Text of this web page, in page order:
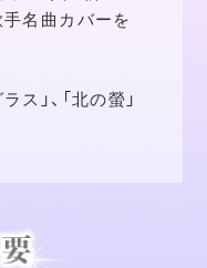
名曲カバーを
ス」、「北の螢」